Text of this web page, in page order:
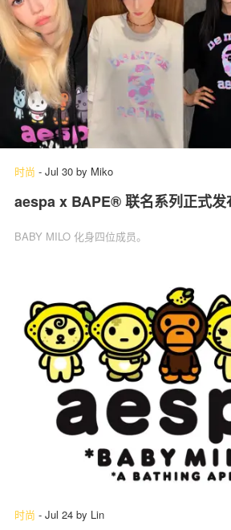
时 尚
球 鞋
生 活
科 技
时尚 - Jul 30 by Miko
aespa x BAPE® 联名系列正式发
BABY MILO 化身四位成员。
时尚 - Jul 24 by Lin